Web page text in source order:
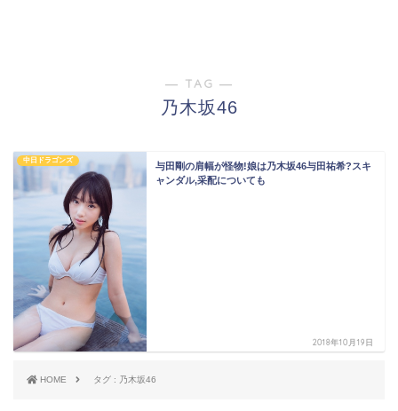
― TAG ―
乃木坂46
中日ドラゴンズ
与田剛の肩幅が怪物!娘は乃木坂46与田祐希?スキ
ャンダル,采配についても
2018年10月19日
HOME タグ : 乃木坂46